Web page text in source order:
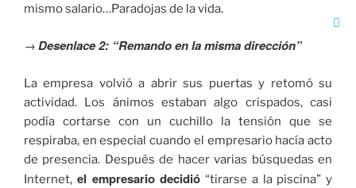
mismo salario…Paradojas de la vida.
→ Desenlace 2: “Remando en la misma dirección”
La empresa volvió a abrir sus puertas y retomó su
actividad. Los ánimos estaban algo crispados, casi
podía cortarse con un cuchillo la tensión que se
respiraba, en especial cuando el empresario hacía acto
de presencia. Después de hacer varias búsquedas en
Internet, el empresario decidió “tirarse a la piscina” y